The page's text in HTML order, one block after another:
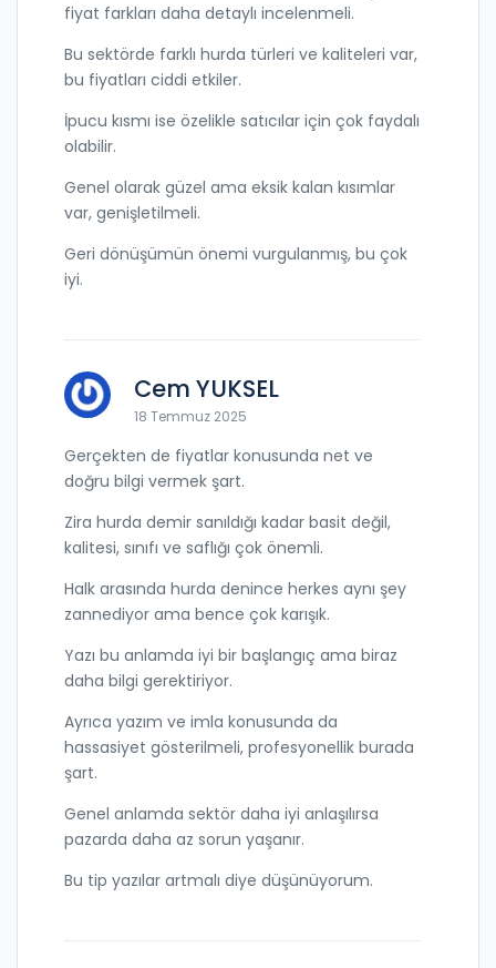
fiyat farkları daha detaylı incelenmeli.
Bu sektörde farklı hurda türleri ve kaliteleri var,
bu fiyatları ciddi etkiler.
İpucu kısmı ise özelikle satıcılar için çok faydalı
olabilir.
Genel olarak güzel ama eksik kalan kısımlar
var, genişletilmeli.
Geri dönüşümün önemi vurgulanmış, bu çok
iyi.
Cem YUKSEL
18 Temmuz 2025
Gerçekten de fiyatlar konusunda net ve
doğru bilgi vermek şart.
Zira hurda demir sanıldığı kadar basit değil,
kalitesi, sınıfı ve saflığı çok önemli.
Halk arasında hurda denince herkes aynı şey
zannediyor ama bence çok karışık.
Yazı bu anlamda iyi bir başlangıç ama biraz
daha bilgi gerektiriyor.
Ayrıca yazım ve imla konusunda da
hassasiyet gösterilmeli, profesyonellik burada
şart.
Genel anlamda sektör daha iyi anlaşılırsa
pazarda daha az sorun yaşanır.
Bu tip yazılar artmalı diye düşünüyorum.